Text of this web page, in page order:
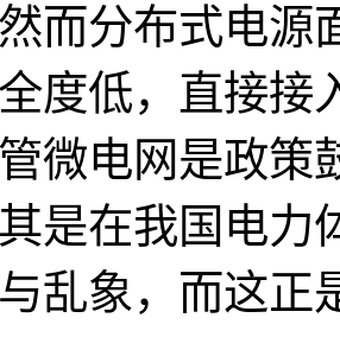
而分布式电源
度低，直接接
微电网是政策
是在我国电力
乱象，而这正